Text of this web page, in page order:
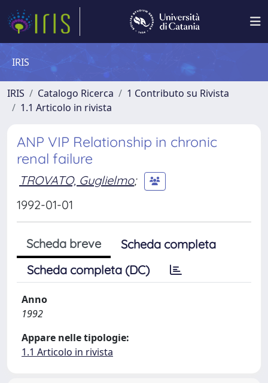
IRIS
IRIS Catalogo Ricerca
1 Contributo su Rivista
1.1 Articolo in rivista
ANP VIP Relationship in chronic
renal failure
TROVATO, Guglielmo;
1992-01-01
Scheda breve
Scheda completa
Scheda completa (DC)
Anno
1992
Appare nelle tipologie:
1.1 Articolo in rivista